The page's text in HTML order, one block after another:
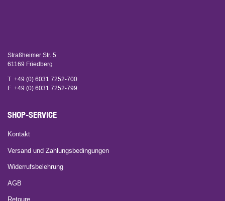
Straßheimer Str. 5
61169 Friedberg
T +49 (0) 6031 7252-700
F +49 (0) 6031 7252-799
SHOP-SERVICE
Kontakt
Versand und Zahlungsbedingungen
Widerrufsbelehrung
AGB